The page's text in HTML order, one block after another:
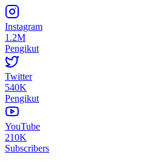
Instagram
1.2M
Pengikut
Twitter
540K
Pengikut
YouTube
210K
Subscribers